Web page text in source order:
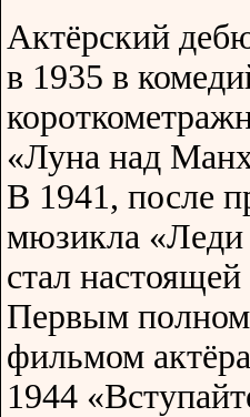
Актёрский
в 1935 в
«Луна над
В 1941, после
мюзикла «Леди
стал
Первым
фильмом
1944